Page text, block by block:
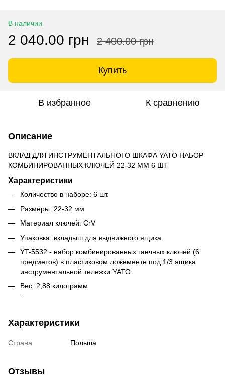
В наличии
2 040.00 грн 2 400.00 грн
Купить
В избранное К сравнению
Описание
ВКЛАД ДЛЯ ИНСТРУМЕНТАЛЬНОГО ШКАФА YATO НАБОР
КОМБИНИРОВАННЫХ КЛЮЧЕЙ 22-32 ММ 6 ШТ
Характеристики
Количество в наборе: 6 шт.
Размеры: 22-32 мм
Материал ключей: CrV
Упаковка: вкладыш для выдвижного ящика
YT-5532 - набор комбинированных гаечных ключей (6
предметов) в пластиковом ложементе под 1/3 ящика
инструментальной тележки YATO.
Вес: 2,88 килограмм
.
Характеристики
Страна Польша
Отзывы